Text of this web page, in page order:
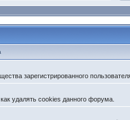
зарегистрированного
удалять cookies данного форума.